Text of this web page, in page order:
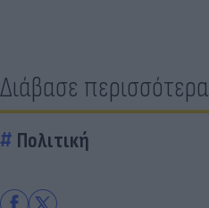
Διάβασε περισσότερα
Πολιτική